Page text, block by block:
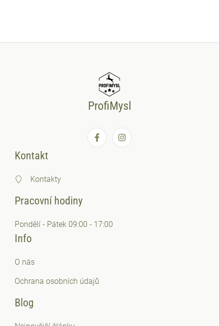
ProfiMysl
Kontakt
Kontakty
Pracovní hodiny
Pondělí - Pátek 09:00 - 17:00
Info
O nás
Ochrana osobních údajů
Blog